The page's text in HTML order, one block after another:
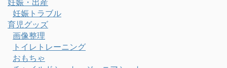
妊娠・出産
妊娠トラブル
育児グッズ
画像整理
トイレトレーニング
おもちゃ